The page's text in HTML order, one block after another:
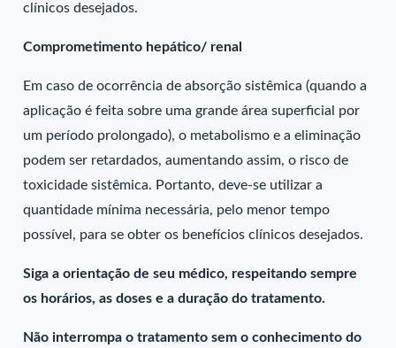
clínicos desejados.
Comprometimento hepático/ renal
Em caso de ocorrência de absorção sistêmica (quando a
aplicação é feita sobre uma grande área superficial por
um período prolongado), o metabolismo e a eliminação
podem ser retardados, aumentando assim, o risco de
toxicidade sistêmica. Portanto, deve-se utilizar a
quantidade mínima necessária, pelo menor tempo
possível, para se obter os benefícios clínicos desejados.
Siga a orientação de seu médico, respeitando sempre
os horários, as doses e a duração do tratamento.
Não interrompa o tratamento sem o conhecimento do